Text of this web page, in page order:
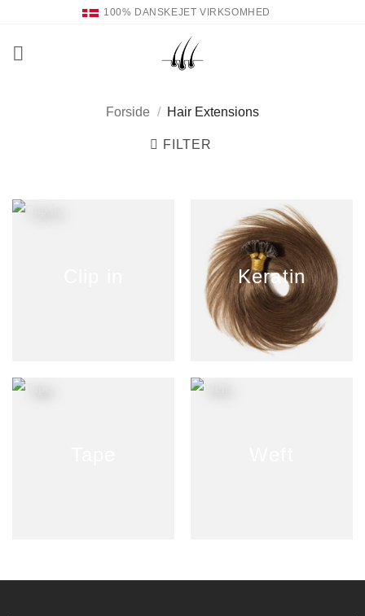
indhold
100% DANSKEJET VIRKSOMHED
Forside / Hair Extensions
FILTER
Keratin